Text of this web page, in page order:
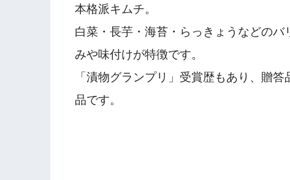
本格派キムチ。
白菜・長芋・海苔・らっきょうなどの
みや味付けが特徴です。
「漬物グランプリ」受賞歴もあり、贈
品です。